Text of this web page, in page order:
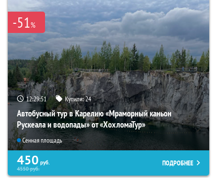
-51%
12:29:49 Купили:24
Автобусный тур в Карелию «Мраморный каньон
Рускеала и водопады» от «ХохломаТур»
Сенная площадь
450 руб.
4550руб.
ПОДРОБНЕЕ